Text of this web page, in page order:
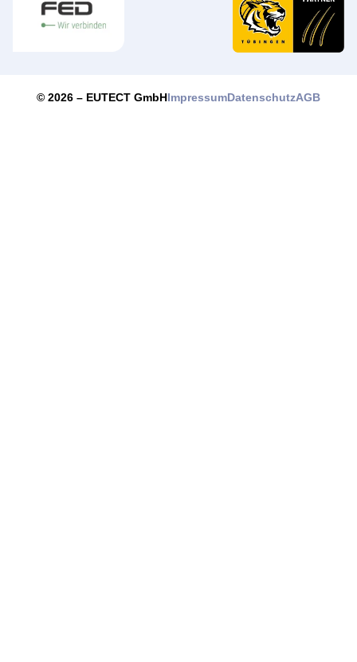
© 2026 – EUTECT GmbHImpressumDatenschutzAGB